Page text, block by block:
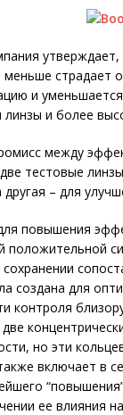
страдает
и
и более
между
тестовые
– для
повышения
положительной
создана для
контроля
но эти
включает в
ее влияния